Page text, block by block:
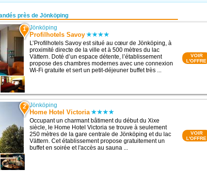
près de Jönköping
1 Jönköping
Profilhotels Savoy
L’Profilhotels Savoy est situé au cœur de Jönköping, à
proximité directe de la ville et à 500 mètres du lac
Vättern. Doté d’un espace détente, l’établissement
propose des chambres modernes avec une connexion
Wi-Fi gratuite et sert un petit-déjeuner buffet très ...
VOIR
L'OFFRE
2 Jönköping
Home Hotel Victoria
Occupant un charmant bâtiment du début du Xixe
siècle, le Home Hotel Victoria se trouve à seulement
250 mètres de la gare centrale de Jönköping et du lac
Vättern. Cet établissement propose gratuitement un
buffet en soirée et l'accès au sauna ...
VOIR
L'OFFRE